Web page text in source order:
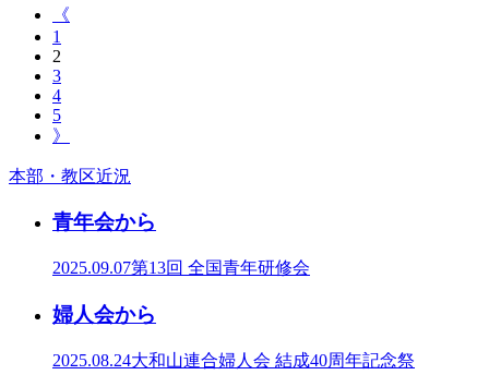
《
1
2
3
4
5
》
本部・教区近況
青年会から
2025.09.07第13回 全国青年研修会
婦人会から
2025.08.24大和山連合婦人会 結成40周年記念祭